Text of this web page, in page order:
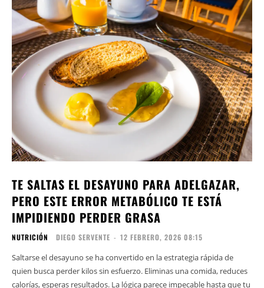
TE SALTAS EL DESAYUNO PARA ADELGAZAR,
PERO ESTE ERROR METABÓLICO TE ESTÁ
IMPIDIENDO PERDER GRASA
NUTRICIÓN DIEGO SERVENTE - 12 FEBRERO, 2026 08:15
Saltarse el desayuno se ha convertido en la estrategia rápida de
quien busca perder kilos sin esfuerzo. Eliminas una comida, reduces
calorías, esperas resultados. La lógica parece impecable hasta que tu